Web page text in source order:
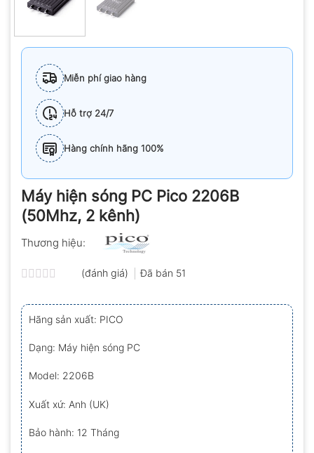
Miễn phí giao hàng
Hỗ trợ 24/7
Hàng chính hãng 100%
Máy hiện sóng PC Pico 2206B
(50Mhz, 2 kênh)
Thương hiệu:
xếp
hạng
0.0
5
sao
(đánh giá) Đã bán 51
Hãng sản xuất: PICO
Dạng: Máy hiện sóng PC
Model: 2206B
Xuất xứ: Anh (UK)
Bảo hành: 12 Tháng